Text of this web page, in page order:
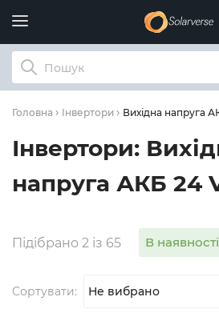
Головна Інвертори Вихідна напруга
Інвертори:
напруга АКБ 24
Підібрано 2 із 65 В
Сортувати: Не вибрано